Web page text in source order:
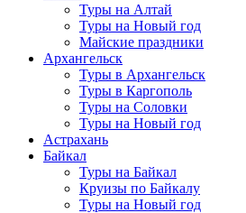
Туры на Алтай
Туры на Новый год
Майские праздники
Архангельск
Туры в Архангельск
Туры в Каргополь
Туры на Соловки
Туры на Новый год
Астрахань
Байкал
Туры на Байкал
Круизы по Байкалу
Туры на Новый год